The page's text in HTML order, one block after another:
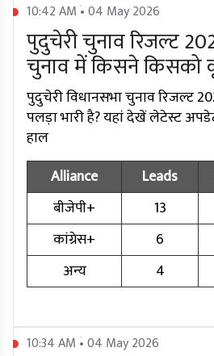
10:42 AM • 04 May 2026
पुदुचेरी चुनाव रिजल्ट
चुनाव में किसने किसको
पुदुचेरी विधानसभा चुनाव रिजल्ट
पलड़ा भारी है? यहां देखें लेटेस्ट
हाल
Alliance
Leads
बीजेपी+
13
कांग्रेस+
6
अन्य
4
10:34 AM • 04 May 2026